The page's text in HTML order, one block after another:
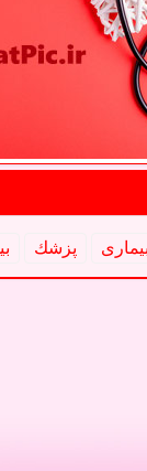
بیماری پزشك